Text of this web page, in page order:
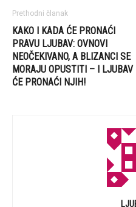
Prethodni članak
KAKO I KADA ĆE PRONAĆI
PRAVU LJUBAV: OVNOVI
NEOČEKIVANO, A BLIZANCI SE
MORAJU OPUSTITI – I LJUBAV
ĆE PRONAĆI NJIH!